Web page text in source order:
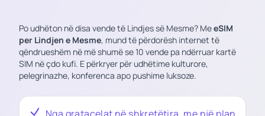
Po udhëton në disa vende të Lindjes së Mesme? MeeSIM
per Lindjen e Mesme, mund të përdorësh internet të
qëndrueshëm në më shumë se 10 vende pa ndërruar kartë
SIM në çdo kufi. E përkryer për udhëtime kulturore,
pelegrinazhe, konferenca apo pushime luksoze.